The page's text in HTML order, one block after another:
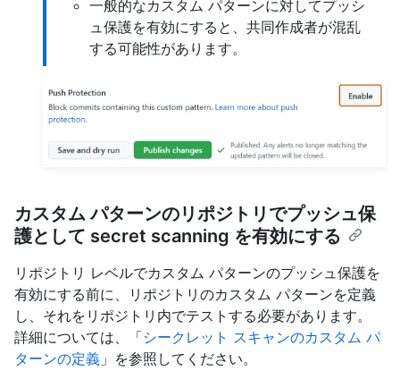
一般的なカスタム パターンに対してプッシ
ュ保護を有効にすると、共同作成者が混乱
する可能性があります。
カスタム パターンのリポジトリでプッシュ保
護として secret scanning を有効にする
リポジトリ レベルでカスタム パターンのプッシュ保護を
有効にする前に、リポジトリのカスタム パターンを定義
し、それをリポジトリ内でテストする必要があります。
詳細については、「シークレット スキャンのカスタム パ
ターンの定義 」を参照してください。